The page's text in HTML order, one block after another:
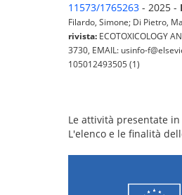
11573/1765263 - 2025 -
Filardo, Simone; Di Pietro,
rivista: ECOTOXICOLOGY
3730, EMAIL: usinfo-
105012493505 (1)
Le attività presentate
L'elenco e le finalità